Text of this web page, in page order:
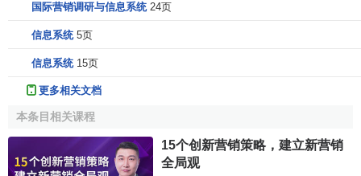
研究结果提出正式报告，供决策者针对性地用于解决特定问
题，以减少由主观判断可能造成的决策失误。因各企业所面
临的问题不同，所以需要进行
定、市场需求潜量的测量、
业趋势研究、竞争产品研究、
力研究、长期预测、订价研究等项内容，企业研究得比较普
遍。
国际营销调研与信息系统 24页
信息系统 5页
信息系统 15页
更多相关文档
本条目相关课程
15个创新营销策略，建立新营销
全局观